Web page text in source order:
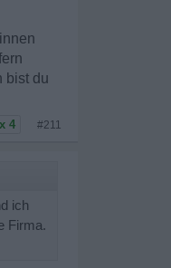
bist du
x 4 #211
ich
Firma.